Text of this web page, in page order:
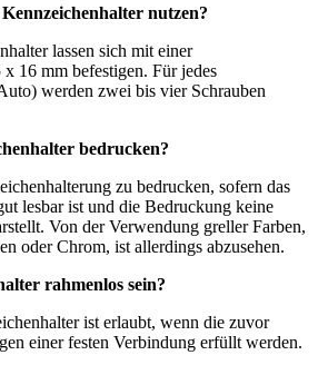
nutzen?
lassen sich mit einer
16 mm befestigen. Für jedes
werden zwei bis vier Schrauben
bedrucken?
zu bedrucken, sofern das
lesbar ist und die Bedruckung keine
Von der Verwendung greller Farben,
oder Chrom, ist allerdings abzusehen.
rahmenlos sein?
ist erlaubt, wenn die zuvor
einer festen Verbindung erfüllt werden.